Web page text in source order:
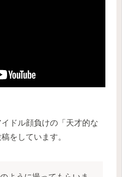
ドル顔負けの「天才的な
をしています。